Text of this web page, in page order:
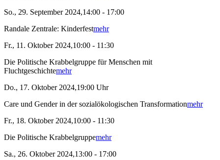
So., 29. September 2024,14:00 - 17:00
Randale Zentrale: Kinderfestmehr
Fr., 11. Oktober 2024,10:00 - 11:30
Die Politische Krabbelgruppe für Menschen mit
Fluchtgeschichtemehr
Do., 17. Oktober 2024,19:00 Uhr
Care und Gender in der sozialökologischen Transformationmehr
Fr., 18. Oktober 2024,10:00 - 11:30
Die Politische Krabbelgruppemehr
Sa., 26. Oktober 2024,13:00 - 17:00